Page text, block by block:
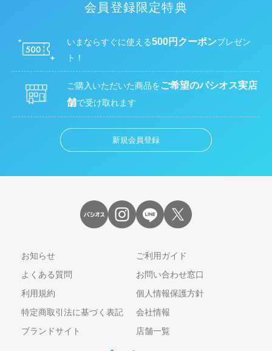
会員登録限定特典
いまならすぐに使える500円クーポンプレゼン
ト！
ご購入いただいた商品をご希望のパシオス実店
舗で受け取れます
新規会員登録
お知らせ
ご利用ガイド
よくある質問
お問い合わせ窓口
利用規約
個人情報保護方針
特定商取引法に基づく表記
会社情報
ブランドサイト
店舗一覧